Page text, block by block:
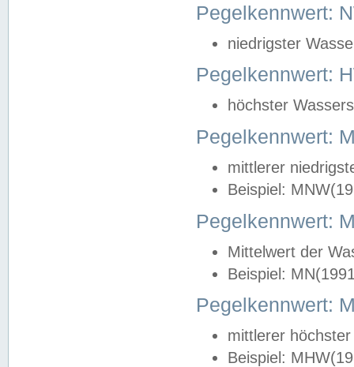
Pegelkennwert:
niedrigster
Pegelkennwert:
höchster
Pegelkennwert:
mittlerer
Beispiel:
Pegelkennwert:
Mittelwert der
Beispiel:
Pegelkennwert:
mittlerer
Beispiel: